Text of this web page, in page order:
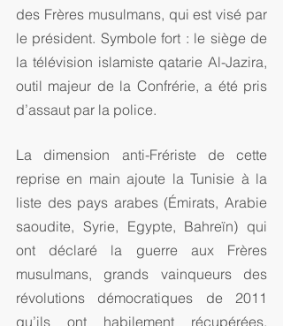
des Frères musulmans, qui est visé par
le président. Symbole fort : le siège de
la télévision islamiste qatarie Al-Jazira,
outil majeur de la Confrérie, a été pris
d’assaut par la police.
La dimension anti-Frériste de cette
reprise en main ajoute la Tunisie à la
liste des pays arabes (Émirats, Arabie
saoudite, Syrie, Egypte, Bahreïn) qui
ont déclaré la guerre aux Frères
musulmans, grands vainqueurs des
révolutions démocratiques de 2011
qu’ils ont habilement récupérées.